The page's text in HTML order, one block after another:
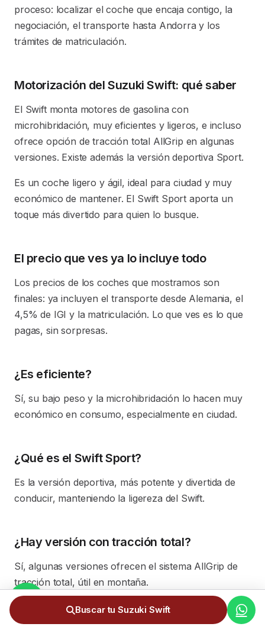
proceso: localizar el coche que encaja contigo, la
negociación, el transporte hasta Andorra y los
trámites de matriculación.
Motorización del Suzuki Swift: qué saber
El Swift monta motores de gasolina con
microhibridación, muy eficientes y ligeros, e incluso
ofrece opción de tracción total AllGrip en algunas
versiones. Existe además la versión deportiva Sport.
Es un coche ligero y ágil, ideal para ciudad y muy
económico de mantener. El Swift Sport aporta un
toque más divertido para quien lo busque.
El precio que ves ya lo incluye todo
Los precios de los coches que mostramos son
finales: ya incluyen el transporte desde Alemania, el
4,5% de IGI y la matriculación. Lo que ves es lo que
pagas, sin sorpresas.
¿Es eficiente?
Sí, su bajo peso y la microhibridación lo hacen muy
económico en consumo, especialmente en ciudad.
¿Qué es el Swift Sport?
Es la versión deportiva, más potente y divertida de
conducir, manteniendo la ligereza del Swift.
¿Hay versión con tracción total?
Sí, algunas versiones ofrecen el sistema AllGrip de
tracción total, útil en montaña.
¿El precio incluye todos los gastos?
Buscar tu Suzuki Swift